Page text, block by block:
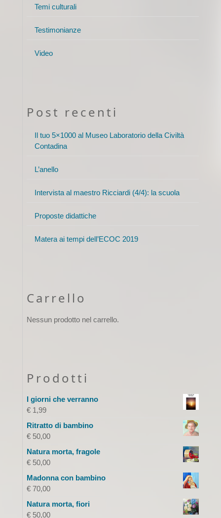
Temi culturali
Testimonianze
Video
Post recenti
Il tuo 5×1000 al Museo Laboratorio della Civiltà
Contadina
L’anello
Intervista al maestro Ricciardi (4/4): la scuola
Proposte didattiche
Matera ai tempi dell’ECOC 2019
Carrello
Nessun prodotto nel carrello.
Prodotti
I giorni che verranno
€1,99
Ritratto di bambino
€50,00
Natura morta, fragole
€50,00
Madonna con bambino
€70,00
Natura morta, fiori
€50,00